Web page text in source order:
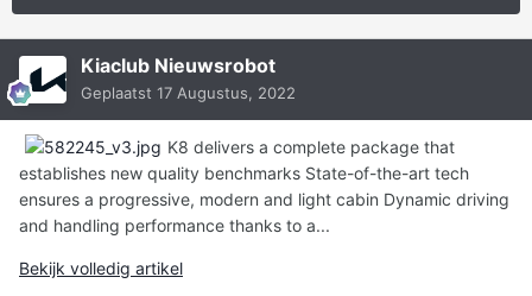
Kiaclub Nieuwsrobot
Geplaatst 17 Augustus, 2022
K8 delivers a complete package that
establishes new quality benchmarks State-of-the-art tech
ensures a progressive, modern and light cabin Dynamic driving
and handling performance thanks to a...
Bekijk volledig artikel